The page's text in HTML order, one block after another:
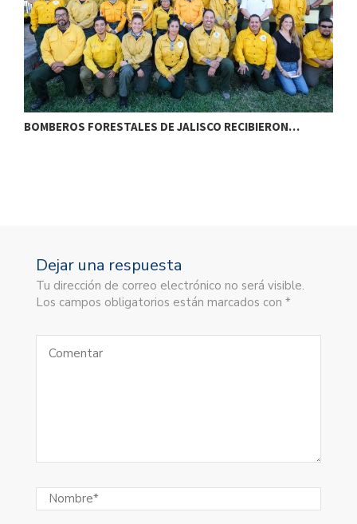
BOMBEROS FORESTALES DE JALISCO RECIBIERON…
Dejar una respuesta
Tu dirección de correo electrónico no será visible.
Los campos obligatorios están marcados con *